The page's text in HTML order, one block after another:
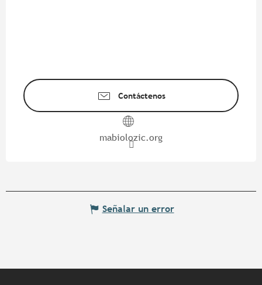
Contáctenos
mabiolozic.org
Señalar un error